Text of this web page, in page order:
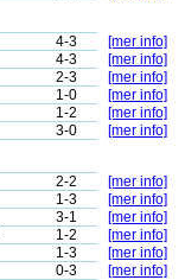
4-3
[mer info]
4-3
[mer info]
2-3
[mer info]
1-0
[mer info]
1-2
[mer info]
3-0 [mer info]
2-2
[mer info]
1-3
[mer info]
3-1
[mer info]
1-2
[mer info]
1-3
[mer info]
0-3 [mer info]